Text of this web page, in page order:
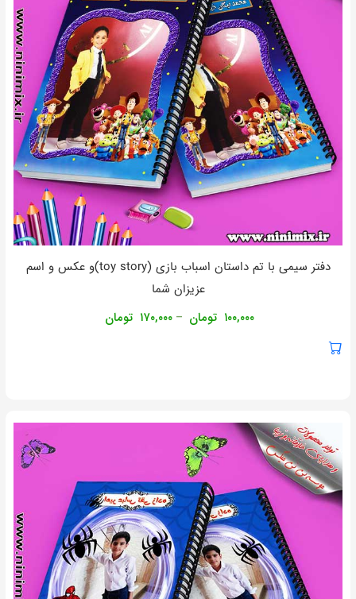
دفتر سیمی با تم داستان اسباب بازی (toy story)و عکس و اسم
عزیزان شما
۱۰۰,۰۰۰ تومان – ۱۷۰,۰۰۰ تومان